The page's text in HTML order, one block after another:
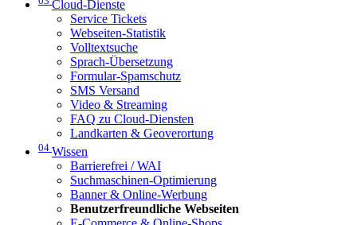
Cloud-Dienste
Service Tickets
Webseiten-Statistik
Volltextsuche
Sprach-Übersetzung
Formular-Spamschutz
SMS Versand
Video & Streaming
FAQ zu Cloud-Diensten
Landkarten & Geoverortung
04 Wissen
Barrierefrei / WAI
Suchmaschinen-Optimierung
Banner & Online-Werbung
Benutzerfreundliche Webseiten